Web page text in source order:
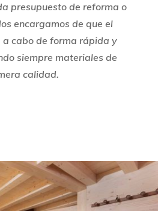
presupuesto de reforma o
encargamos de que el
a cabo de forma rápida y
siempre materiales de
calidad.